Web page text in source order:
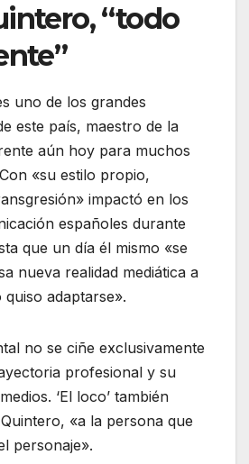
“todo
uno de los grandes
este país, maestro de la
aún hoy para muchos
«su estilo propio,
impactó en los
españoles durante
que un día él mismo «se
nueva realidad mediática a
adaptarse».
no se ciñe exclusivamente
profesional y su
‘El loco’ también
«a la persona que
personaje».